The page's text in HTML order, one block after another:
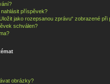
příspěvek?
jako rozepsanou zprávu“ zobrazené
schválen?
obrázky?